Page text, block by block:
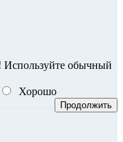
Используйте обычный
Хорошо
Продолжить